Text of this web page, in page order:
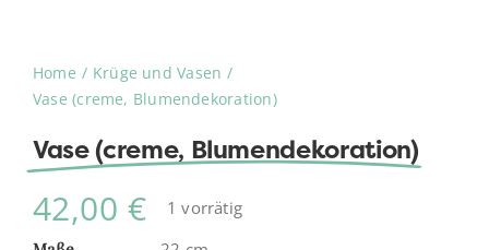
Home
Krüge und Vasen
Vase (creme, Blumendekoration)
Vase (creme, Blumendekoration)
42,00 €
1 vorrätig